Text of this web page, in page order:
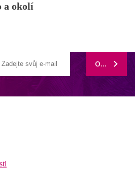
a okolí
ODEBÍRAT